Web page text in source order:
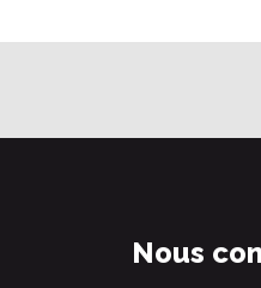
Nous